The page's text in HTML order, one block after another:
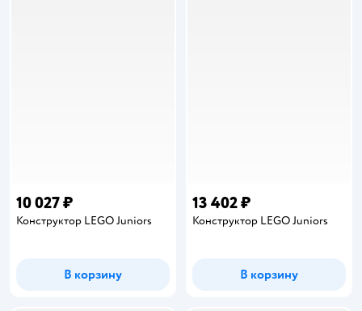
10 027 ₽
Конструктор LEGO Juniors
В корзину
13 402 ₽
Конструктор LEGO Juniors
В корзину